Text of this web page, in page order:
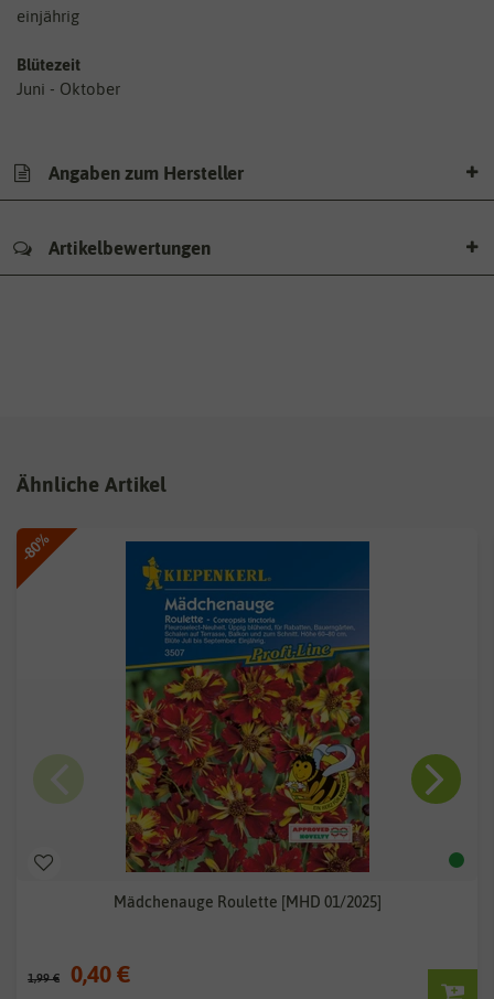
einjährig
Blütezeit
Juni - Oktober
Angaben zum Hersteller
Artikelbewertungen
Ähnliche Artikel
-80%
Mädchenauge Roulette [MHD 01/2025]
1,99 € 0,40 €